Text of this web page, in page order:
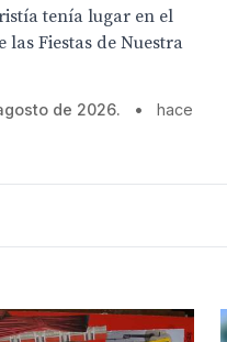
tenía lugar en el
Fiestas de Nuestra
de 2026. •
hace